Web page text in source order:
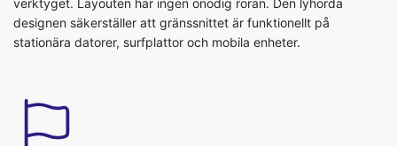
stationära datorer, surfplattor och mobila enheter.